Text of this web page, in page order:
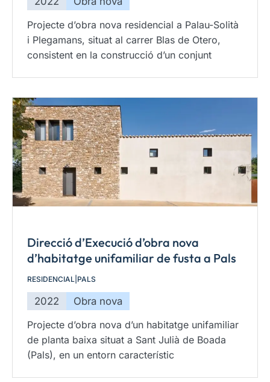
Projecte d’obra nova residencial a Palau-Solità
i Plegamans, situat al carrer Blas de Otero,
consistent en la construcció d’un conjunt
Direcció d’Execució d’obra nova
d’habitatge unifamiliar de fusta a Pals
RESIDENCIAL PALS
2022
Obra nova
Projecte d’obra nova d’un habitatge unifamiliar
de planta baixa situat a Sant Julià de Boada
(Pals), en un entorn característic